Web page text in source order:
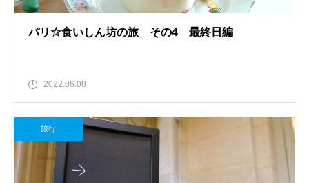
パリ☆食いしん坊の旅 その4 最終日編
2022.06.08
旅行